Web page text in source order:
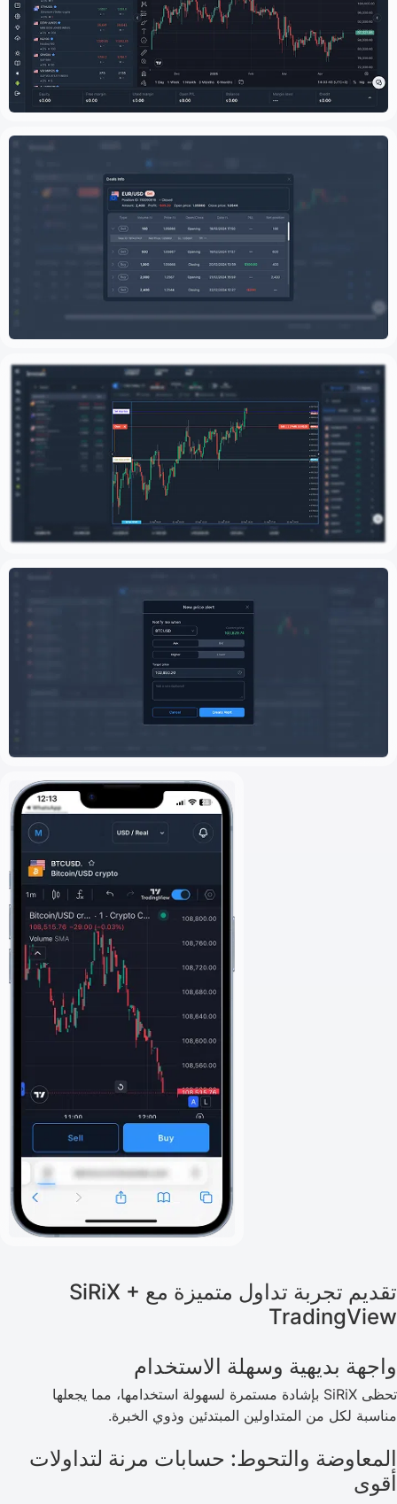
تقديم تجربة تداول متميزة مع SiRiX +
TradingView
واجهة بديهية وسهلة الاستخدام
تحظى SiRiX بإشادة مستمرة لسهولة استخدامها، مما يجعلها
مناسبة لكل من المتداولين المبتدئين وذوي الخبرة.
المعاوضة والتحوط: حسابات مرنة لتداولات
أقوى